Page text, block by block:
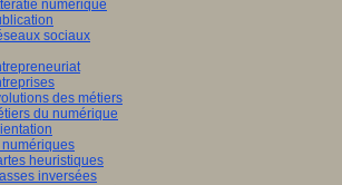
numérique
sociaux
des métiers
du numérique
numériques
heuristiques
inversées